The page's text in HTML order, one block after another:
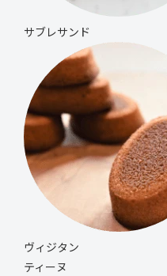
サブレサンド
ヴィジタン
ティーヌ